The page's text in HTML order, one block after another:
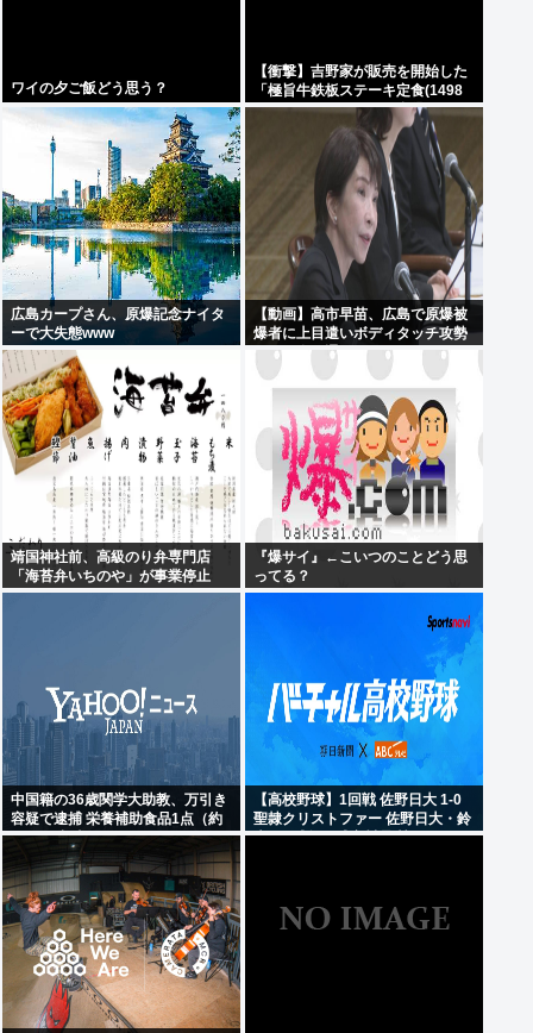
ワイの夕ご飯どう思う？
【衝撃】吉野家が販売を開始した
「極旨牛鉄板ステーキ定食(1498
円)」がうまそすぎると話題に
広島カープさん、原爆記念ナイタ
ーで大失態www
【動画】高市早苗、広島で原爆被
爆者に上目遣いボディタッチ攻勢
するも全く通用しないどころか
「非常に不安」とガチギレ
靖国神社前、高級のり弁専門店
「海苔弁いちのや」が事業停止
『爆サイ』←こいつのことどう思
ってる？
中国籍の36歳関学大助教、万引き
容疑で逮捕 栄養補助食品1点（約
6400円相当）
【高校野球】1回戦 佐野日大 1-0
聖隷クリストファー 佐野日大・鈴
木102球無四球完封 聖隷クリスト